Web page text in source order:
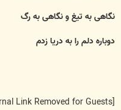
نگاهی به تیغ و نگاهی به رگ
دوباره دلم را به دریا زدم
[External Link Removed for Guests]